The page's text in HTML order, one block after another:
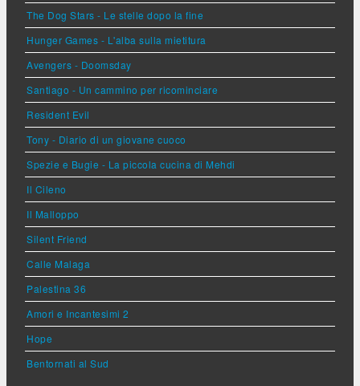
The Dog Stars - Le stelle dopo la fine
Hunger Games - L'alba sulla mietitura
Avengers - Doomsday
Santiago - Un cammino per ricominciare
Resident Evil
Tony - Diario di un giovane cuoco
Spezie e Bugie - La piccola cucina di Mehdi
Il Cileno
Il Malloppo
Silent Friend
Calle Malaga
Palestina 36
Amori e Incantesimi 2
Hope
Bentornati al Sud